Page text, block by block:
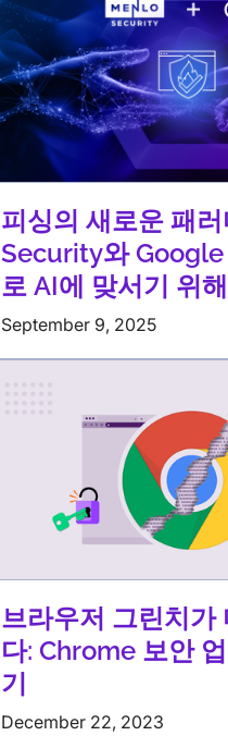
피싱의 새로운 패
Security와
로 AI에 맞서기 위
September 9, 2025
브라우저 그린치가
다: Chrome 보안
기
December 22, 2023